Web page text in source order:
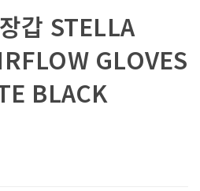
갑 STELLA
GLOVES
BLACK